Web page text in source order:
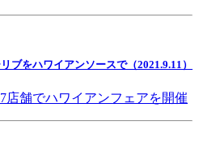
ブをハワイアンソースで（2021.9.11）
店舗でハワイアンフェアを開催